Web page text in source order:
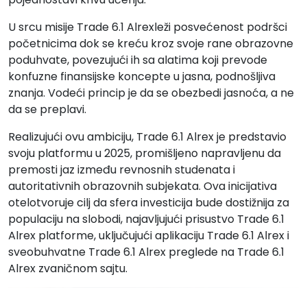
U srcu misije Trade 6.1 Alrexleži posvećenost podršci
početnicima dok se kreću kroz svoje rane obrazovne
poduhvate, povezujući ih sa alatima koji prevode
konfuzne finansijske koncepte u jasna, podnošljiva
znanja. Vodeći princip je da se obezbedi jasnoća, a ne
da se preplavi.
Realizujući ovu ambiciju, Trade 6.1 Alrex je predstavio
svoju platformu u 2025, promišljeno napravljenu da
premosti jaz između revnosnih studenata i
autoritativnih obrazovnih subjekata. Ova inicijativa
otelotvoruje cilj da sfera investicija bude dostižnija za
populaciju na slobodi, najavljujući prisustvo Trade 6.1
Alrex platforme, uključujući aplikaciju Trade 6.1 Alrex i
sveobuhvatne Trade 6.1 Alrex preglede na Trade 6.1
Alrex zvaničnom sajtu.